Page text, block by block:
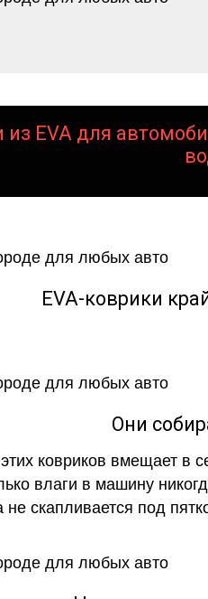
из EVA для
EVA-коврики
Они
этих ковриков вмещает в
влаги в машину
не скапливается под